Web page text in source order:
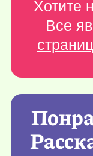
Хотите
Все